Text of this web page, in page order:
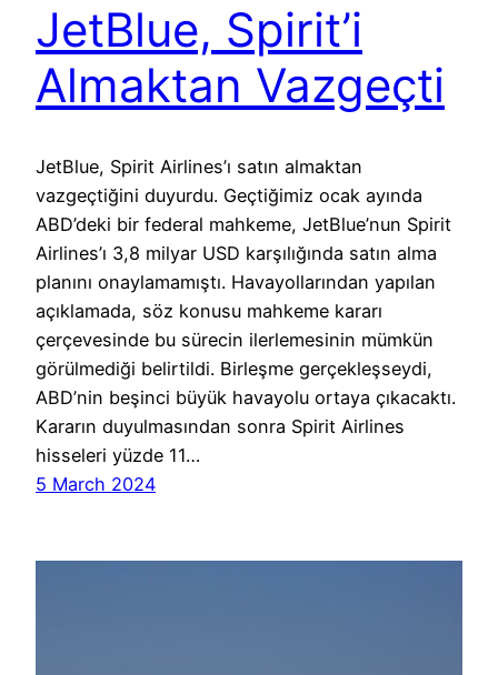
JetBlue, Spirit’i
Almaktan Vazgeçti
JetBlue, Spirit Airlines’ı satın almaktan
vazgeçtiğini duyurdu. Geçtiğimiz ocak ayında
ABD’deki bir federal mahkeme, JetBlue’nun Spirit
Airlines’ı 3,8 milyar USD karşılığında satın alma
planını onaylamamıştı. Havayollarından yapılan
açıklamada, söz konusu mahkeme kararı
çerçevesinde bu sürecin ilerlemesinin mümkün
görülmediği belirtildi. Birleşme gerçekleşseydi,
ABD’nin beşinci büyük havayolu ortaya çıkacaktı.
Kararın duyulmasından sonra Spirit Airlines
hisseleri yüzde 11…
5 March 2024